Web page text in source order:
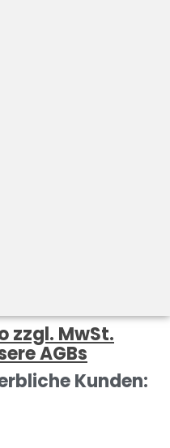
zzgl. MwSt.
AGBs
Kunden: